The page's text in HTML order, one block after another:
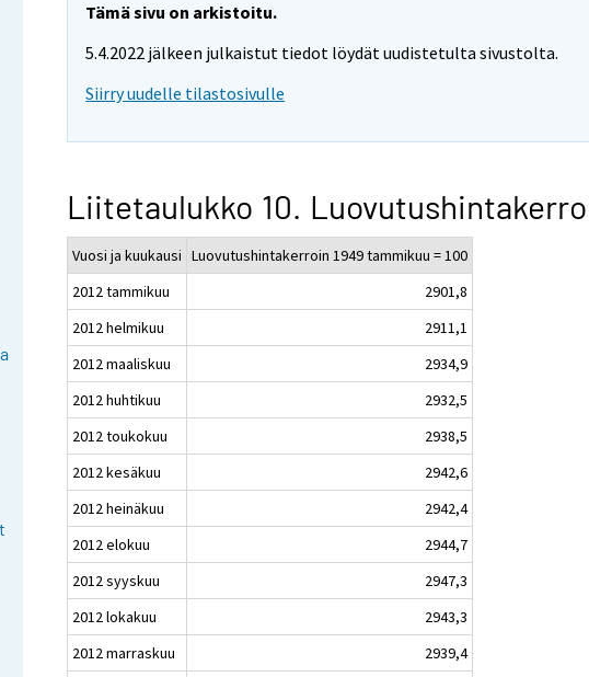
Tämä sivu on arkistoitu.
5.4.2022 jälkeen julkaistut tiedot löydät uudistetulta sivustolta.
Siirry uudelle tilastosivulle
Liitetaulukko 10.
Vuosi ja kuukausi Luovutushintakerroin 1949 tammikuu = 100
2012 tammikuu
2901,8
2012 helmikuu
2911,1
2012 maaliskuu
2934,9
2012 huhtikuu
2932,5
2012 toukokuu
2938,5
2012 kesäkuu
2942,6
2012 heinäkuu
2942,4
2012 elokuu
2944,7
2012 syyskuu
2947,3
2012 lokakuu
2943,3
2012 marraskuu
2939,4